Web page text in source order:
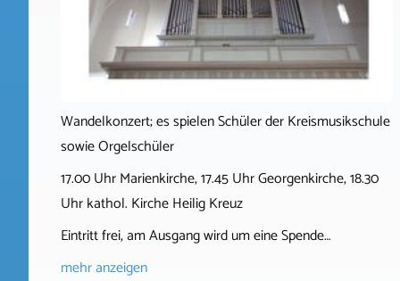
Wandelkonzert; es spielen Schüler der Kreismusikschule
sowie Orgelschüler
17.00 Uhr Marienkirche, 17.45 Uhr Georgenkirche, 18.30
Uhr kathol. Kirche Heilig Kreuz
Eintritt frei, am Ausgang wird um eine Spende…
mehr anzeigen